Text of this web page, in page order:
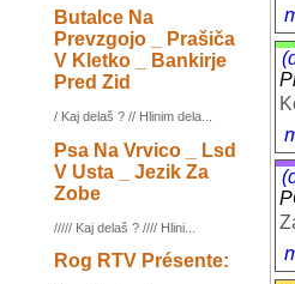
Butalce Na
Prevzgojo _ Prašiča
V Kletko _ Bankirje
Pred Zid
/ Kaj delaš ? // Hlinim dela...
Psa Na Vrvico _ Lsd
V Usta _ Jezik Za
Zobe
///// Kaj delaš ? //// Hlini...
Rog RTV Présente: